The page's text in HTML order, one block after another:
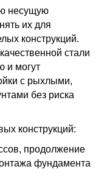
несущую
их для
конструкций.
стали
и могут
с рыхлыми,
без риска
конструкций:
продолжение
фундамента